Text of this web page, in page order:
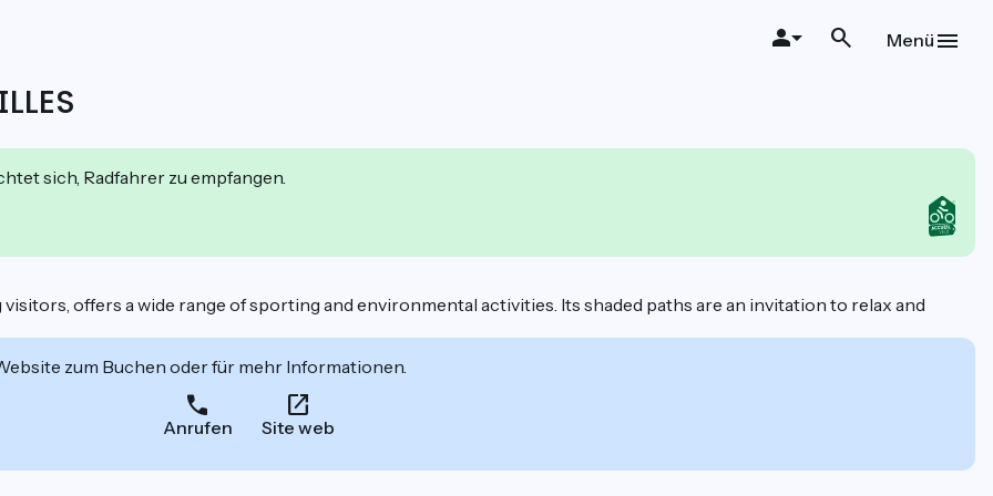
Menü
sich, Radfahrer zu empfangen.
offers a wide range of sporting and environmental activities. Its shaded paths are an invitation to relax and
zum Buchen oder für mehr Informationen.
Anrufen Site web